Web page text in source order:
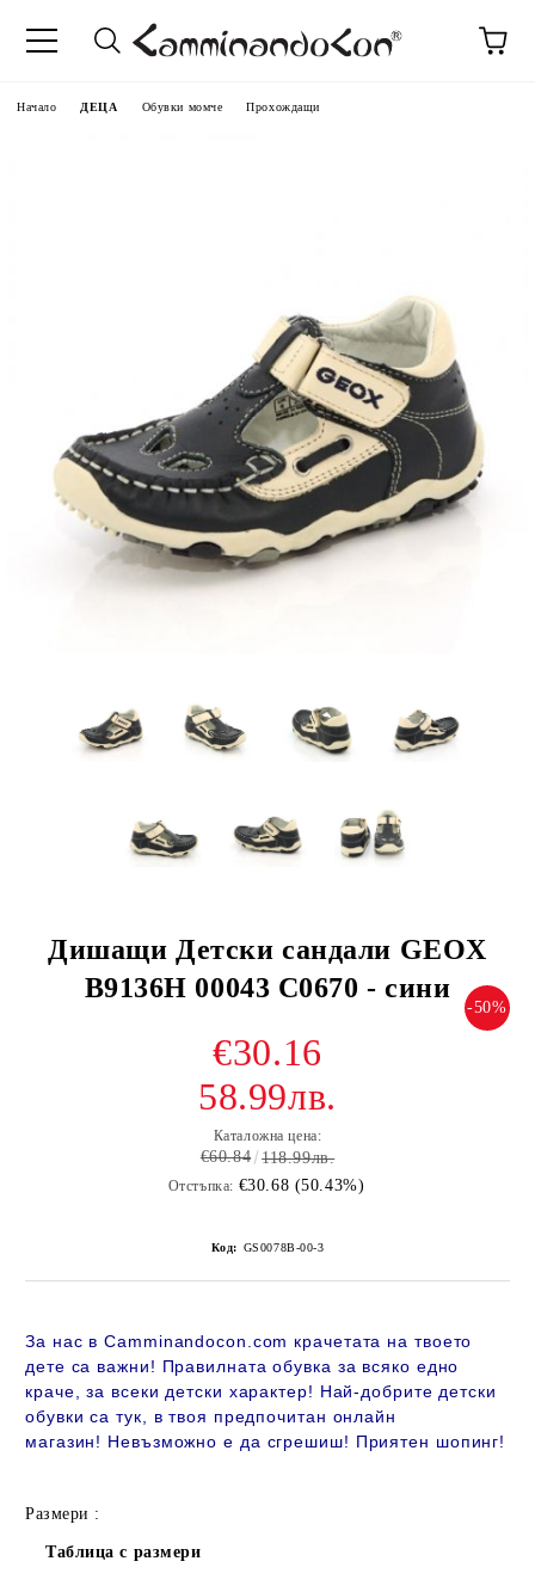
Начало ДЕЦА Обувки момче Прохождащи
Дишащи Детски сандали GEOX
B9136H 00043 C0670 - сини
-50%
€30.16
58.99лв.
Каталожна цена:
€60.84 118.99лв.
Отстъпка: €30.68 (50.43%)
Код: GS0078B-00-3
За нас в Camminandocon.com крачетата на твоето
дете са важни! Правилната обувка за всяко едно
краче, за всеки детски характер! Най-добрите детски
обувки са тук, в твоя предпочитан онлайн
магазин! Невъзможно е да сгрешиш! Приятен шопинг!
Размери :
Таблица с размери